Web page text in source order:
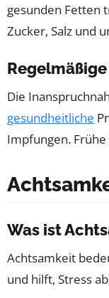
gesunden Fetten
Zucker, Salz und
Die
gesundheitliche
Impfungen.
Was ist
Achtsamkeit
und hilft, Stress